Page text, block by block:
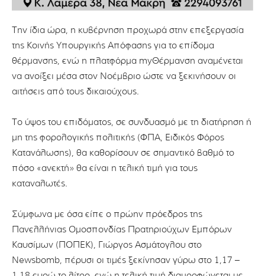
Την ίδια ώρα, η κυβέρνηση προχωρά στην επεξεργασία
της Κοινής Υπουργικής Απόφασης για το επίδομα
θέρμανσης, ενώ η πλατφόρμα myΘέρμανση αναμένεται
να ανοίξει μέσα στον Νοέμβριο ώστε να ξεκινήσουν οι
αιτήσεις από τους δικαιούχους.
Το ύψος του επιδόματος, σε συνδυασμό με τη διατήρηση ή
μη της φορολογικής πολιτικής (ΦΠΑ, Ειδικός Φόρος
Κατανάλωσης), θα καθορίσουν σε σημαντικό βαθμό το
πόσο «ανεκτή» θα είναι η τελική τιμή για τους
καταναλωτές.
Σύμφωνα με όσα είπε ο πρώην πρόεδρος της
Πανελλήνιας Ομοσπονδίας Πρατηριούχων Εμπόρων
Καυσίμων (ΠΟΠΕΚ), Γιώργος Ασμάτογλου στο
Newsbomb, πέρυσι οι τιμές ξεκίνησαν γύρω στο 1,17 –